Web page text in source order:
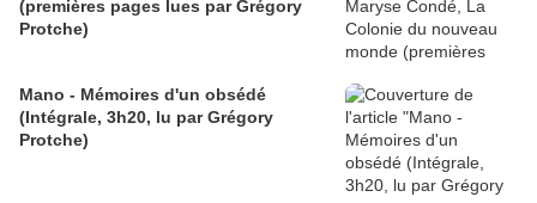
(premières pages lues par Grégory
Protche)
Mano - Mémoires d'un obsédé
(Intégrale, 3h20, lu par Grégory
Protche)